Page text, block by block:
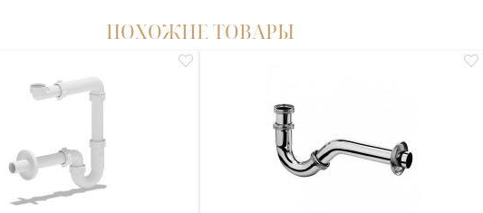
ПОХОЖИЕ ТОВАРЫ